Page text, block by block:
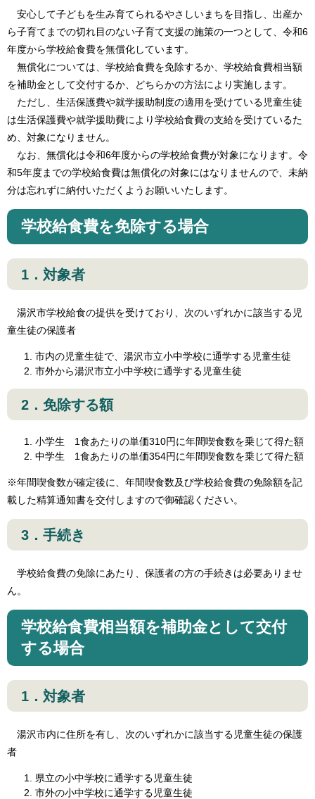
安心して子どもを生み育てられるやさしいまちを目指し、出産か
ら子育てまでの切れ目のない子育て支援の施策の一つとして、令和6
年度から学校給食費を無償化しています。
無償化については、学校給食費を免除するか、学校給食費相当額
を補助金として交付するか、どちらかの方法により実施します。
ただし、生活保護費や就学援助制度の適用を受けている児童生徒
は生活保護費や就学援助費により学校給食費の支給を受けているた
め、対象になりません。
なお、無償化は令和6年度からの学校給食費が対象になります。令
和5年度までの学校給食費は無償化の対象にはなりませんので、未納
分は忘れずに納付いただくようお願いいたします。
学校給食費を免除する場合
1．対象者
湯沢市学校給食の提供を受けており、次のいずれかに該当する児
童生徒の保護者
市内の児童生徒で、湯沢市立小中学校に通学する児童生徒
市外から湯沢市立小中学校に通学する児童生徒
2．免除する額
小学生 1食あたりの単価310円に年間喫食数を乗じて得た額
中学生 1食あたりの単価354円に年間喫食数を乗じて得た額
※年間喫食数が確定後に、年間喫食数及び学校給食費の免除額を記
載した精算通知書を交付しますので御確認ください。
3．手続き
学校給食費の免除にあたり、保護者の方の手続きは必要ありませ
ん。
学校給食費相当額を補助金として交付
する場合
1．対象者
湯沢市内に住所を有し、次のいずれかに該当する児童生徒の保護
者
県立の小中学校に通学する児童生徒
市外の小中学校に通学する児童生徒